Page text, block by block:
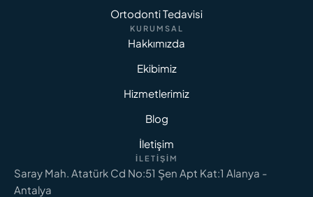
Ortodonti Tedavisi
KURUMSAL
Hakkımızda
Ekibimiz
Hizmetlerimiz
Blog
İletişim
İLETIŞIM
Saray Mah. Atatürk Cd No:51 Şen Apt Kat:1 Alanya -
Antalya